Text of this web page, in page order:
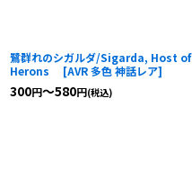
鷺群れのシガルダ/Sigarda, Host of
Herons
[AVR 多色 神話レア]
300円～580円(税込)